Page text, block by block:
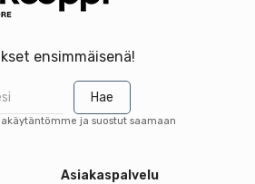
ensimmäisenä!
Hae
ja suostut saamaan
Asiakaspalvelu